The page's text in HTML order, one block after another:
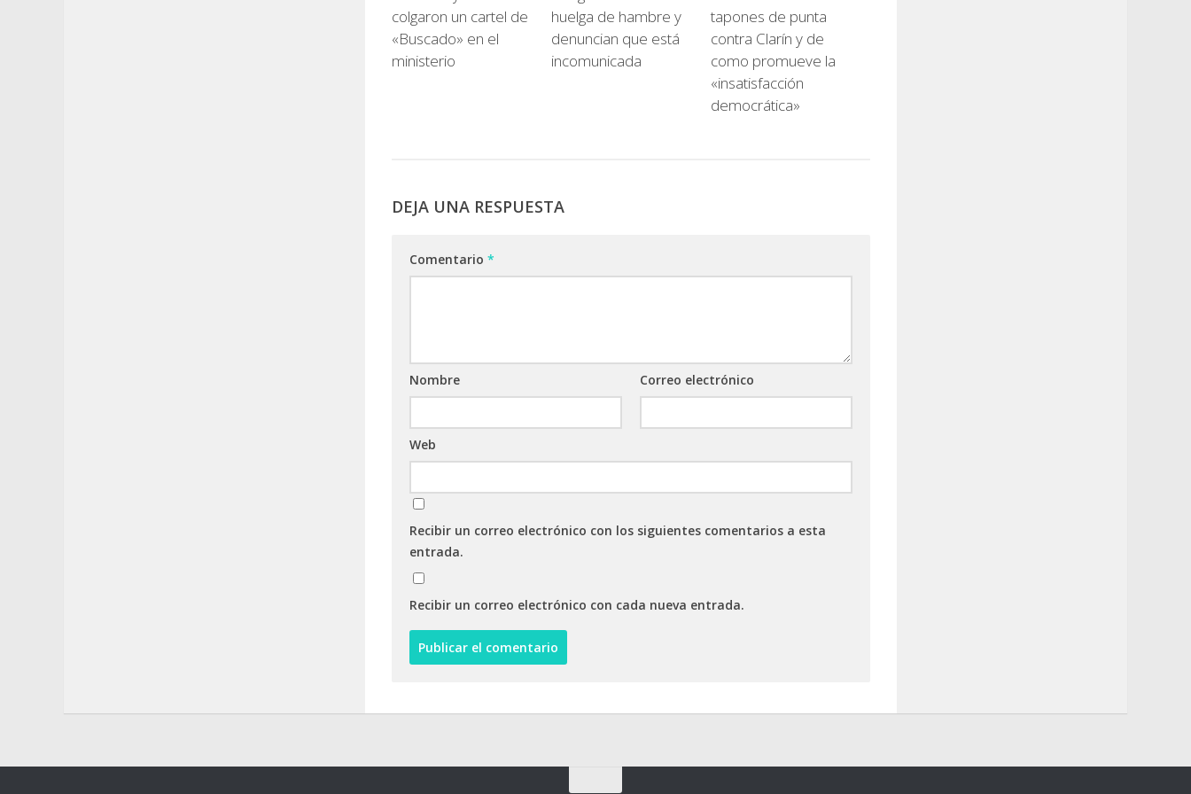
colgaron un cartel de
«Buscado» en el
ministerio
huelga de hambre y
denuncian que está
incomunicada
tapones de punta
contra Clarín y de
como promueve la
«insatisfacción
democrática»
DEJA UNA RESPUESTA
Comentario *
Nombre Correo electrónico
Web
Recibir un correo electrónico con los siguientes comentarios a esta
entrada.
Recibir un correo electrónico con cada nueva entrada.